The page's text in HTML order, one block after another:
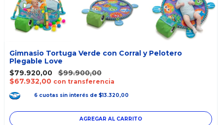
Gimnasio Tortuga Verde con Corral y Pelotero
Plegable Love
$79.920,00
$99.900,00
$67.932,00 con transferencia
6 cuotas sin interés de $13.320,00